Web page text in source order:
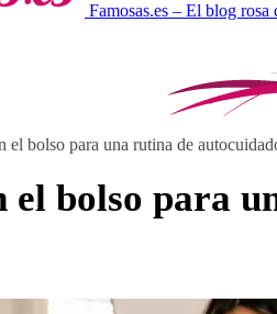
Famosas.es – El blog rosa
el bolso para una rutina de
el bolso para